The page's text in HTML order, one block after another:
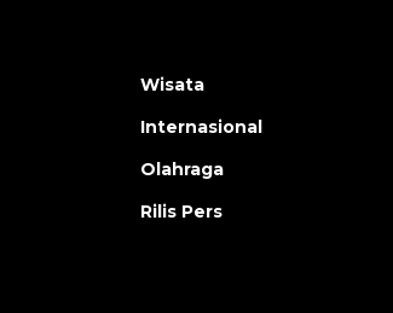
Wisata
Internasional
Olahraga
Rilis Pers